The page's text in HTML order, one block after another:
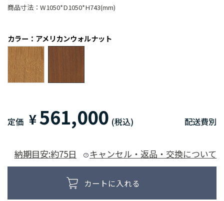
商品寸法： W1050*D1050*H743(mm)
カラー：アメリカンウォルナット
定価 ¥561,000 (税込) 配送費別
納期目安:約75日 キャンセル・返品・交換について